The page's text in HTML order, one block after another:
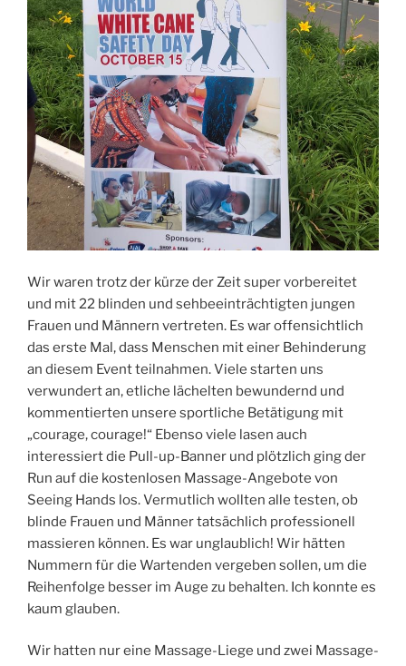
Wir waren trotz der kürze der Zeit super vorbereitet
und mit 22 blinden und sehbeeinträchtigten jungen
Frauen und Männern vertreten. Es war offensichtlich
das erste Mal, dass Menschen mit einer Behinderung
an diesem Event teilnahmen. Viele starten uns
verwundert an, etliche lächelten bewundernd und
kommentierten unsere sportliche Betätigung mit
„courage, courage!“ Ebenso viele lasen auch
interessiert die Pull-up-Banner und plötzlich ging der
Run auf die kostenlosen Massage-Angebote von
Seeing Hands los. Vermutlich wollten alle testen, ob
blinde Frauen und Männer tatsächlich professionell
massieren können. Es war unglaublich! Wir hätten
Nummern für die Wartenden vergeben sollen, um die
Reihenfolge besser im Auge zu behalten. Ich konnte es
kaum glauben.
Wir hatten nur eine Massage-Liege und zwei Massage-